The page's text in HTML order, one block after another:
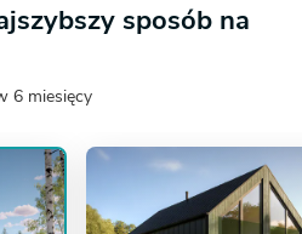
sposób na
6 miesięcy